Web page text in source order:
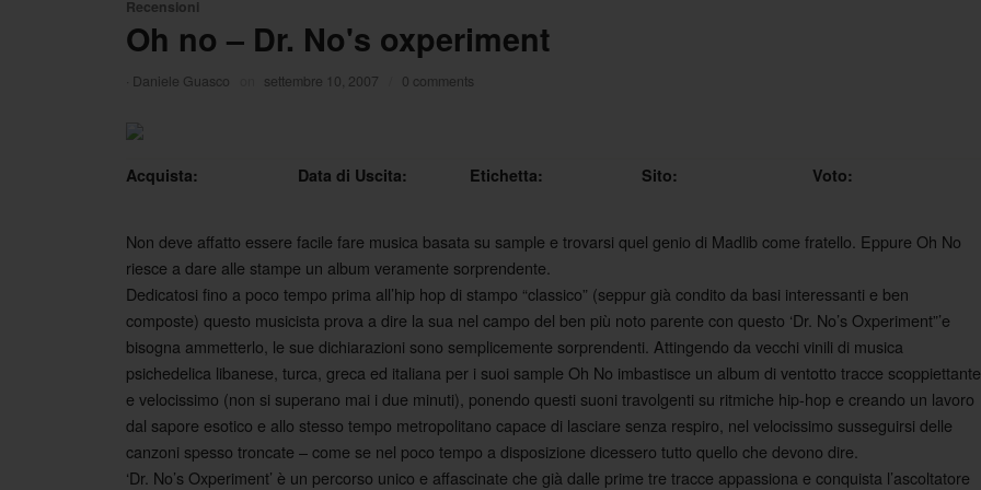
Recensioni
Oh no – Dr. No's oxperiment
Daniele Guasco settembre 10, 2007 0 comments
Acquista: Data di Uscita: Etichetta: Sito: Voto:
Non deve affatto essere facile fare musica basata su sample e trovarsi quel genio di Madlib come fratello. Eppure Oh No
riesce a dare alle stampe un album veramente sorprendente.
Dedicatosi fino a poco tempo prima all’hip hop di stampo “classico” (seppur già condito da basi interessanti e ben
composte) questo musicista prova a dire la sua nel campo del ben più noto parente con questo ‘Dr. No’s Oxperiment”’e
bisogna ammetterlo, le sue dichiarazioni sono semplicemente sorprendenti. Attingendo da vecchi vinili di musica
psichedelica libanese, turca, greca ed italiana per i suoi sample Oh No imbastisce un album di ventotto tracce scoppiettante
e velocissimo (non si superano mai i due minuti), ponendo questi suoni travolgenti su ritmiche hip-hop e creando un lavoro
dal sapore esotico e allo stesso tempo metropolitano capace di lasciare senza respiro, nel velocissimo susseguirsi delle
canzoni spesso troncate – come se nel poco tempo a disposizione dicessero tutto quello che devono dire.
‘Dr. No’s Oxperiment’ è un percorso unico e affascinate che già dalle prime tre tracce appassiona e conquista l’ascoltatore